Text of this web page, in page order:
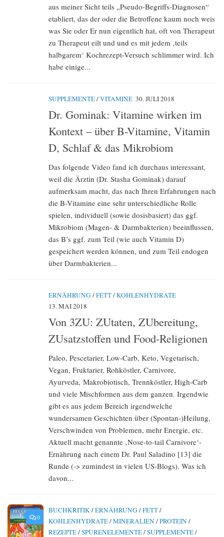
aus meiner Sicht teils „Pseudo-Begriffs-Diagnosen“
etabliert, das der oder die Betroffene kaum noch weis
was Sie oder Er nun eigentlich hat, oft von Therapeut
zu Therapeut eilt und und es mit jedem ‚teils
halbgarem‘ Kochrezept-Versuch schlimmer wird. Ich
habe einige...
SUPPLEMENTE/VITAMINE 30. JULI 2018
Dr. Gominak: Vitamine wirken im
Kontext – über B-Vitamine, Vitamin
D, Schlaf & das Mikrobiom
Das folgende Video fand ich durchaus interessant,
weil die Ärztin (Dr. Stasha Gominak) darauf
aufmerksam macht, das nach Ihren Erfahrungen nach
die B-Vitamine eine sehr unterschiedliche Rolle
spielen, individuell (sowie dosisbasiert) das ggf.
Mikrobiom (Magen- & Darmbakterien) beeinflussen,
das B’s ggf. zum Teil (wie auch Vitamin D)
gespeichert werden können, und zum Teil endogen
über Darmbakterien...
ERNÄHRUNG /FETT/KOHLENHYDRATE
13. MAI 2018
Von 3ZU: ZUtaten, ZUbereitung,
ZUsatzstoffen und Food-Religionen
Paleo, Pescetarier, Low-Carb, Keto, Vegetarisch,
Vegan, Fruktarier, Rohköstler, Carnivore,
Ayurveda, Makrobiotisch, Trennköstler, High-Carb
und viele Mischformen aus dem ganzen. Irgendwie
gibt es aus jedem Bereich irgendwelche
wundersamen Geschichten über (Spontan-)Heilung,
Verschwinden von Problemen, mehr Energie, etc.
Aktuell macht genannte ‚Nose-to-tail Carnivore‘-
Ernährung nach einem Dr. Paul Saladino [13] die
Runde (-> zumindest in vielen US-Blogs). Was ich
davon...
0
BUCHKRITIK/ERNÄHRUNG /FETT/
KOHLENHYDRATE/MINERALIEN /PROTEIN /
REZEPTE/SPURENELEMENTE/SUPPLEMENTE/